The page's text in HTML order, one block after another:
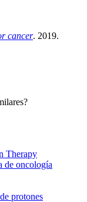
cancer. 2019.
Therapy
de oncología
protones